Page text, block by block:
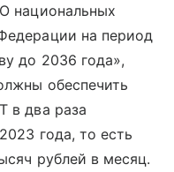
национальных
на период
до 2036 года»,
обеспечить
в два раза
года, то есть
рублей в месяц.